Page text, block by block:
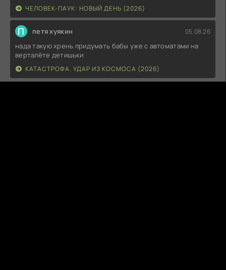
ЧЕЛОВЕК-ПАУК: НОВЫЙ ДЕНЬ (2026)
П петя хуякин 05.08.26
нада такую хрень придумать бабы уже с автоматами на
верталёте детишьки
КАТАСТРОФА. УДАР ИЗ КОСМОСА (2026)